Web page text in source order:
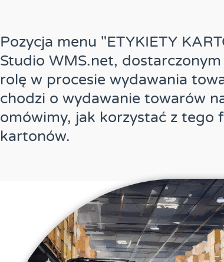
Pozycja menu "ETYKIETY
Studio WMS.net,
rolę w procesie wydawania
chodzi o wydawanie towarów
omówimy, jak korzystać z
kartonów.